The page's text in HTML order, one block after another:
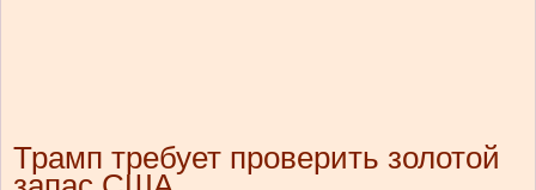
Трамп требует проверить золотой